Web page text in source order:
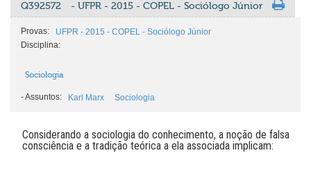
Q392572 - UFPR - 2015 - COPEL - Sociólogo Júnior
Provas:
UFPR - 2015 - COPEL - Sociólogo Júnior
Disciplina:
Sociologia
-Assuntos: Karl Marx Sociologia
Considerando a sociologia do conhecimento, a noção de falsa
consciência e a tradição teórica a ela associada implicam: